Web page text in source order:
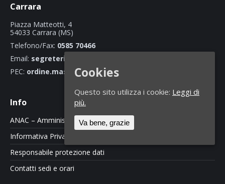
Carrara
Piazza Matteotti, 4
54033 Carrara (MS)
Telefono/Fax: 0585 70466
Email: segreteria@ordineingegnerimassacarrara.it
PEC: ordine.massacarrara@ingpec.eu
Info
ANAC – Amministrazione Trasparente
Informativa Privacy e Cookie Policy
Responsabile protezione dati
Contatti sedi e orari
Cookies
Questo sito utilizza i cookie: Leggi di
più.
Va bene, grazie